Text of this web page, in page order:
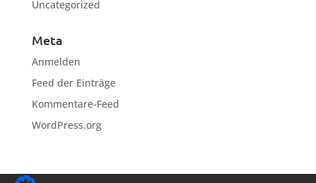
Uncategorized
Meta
Anmelden
Feed der Einträge
Kommentare-Feed
WordPress.org